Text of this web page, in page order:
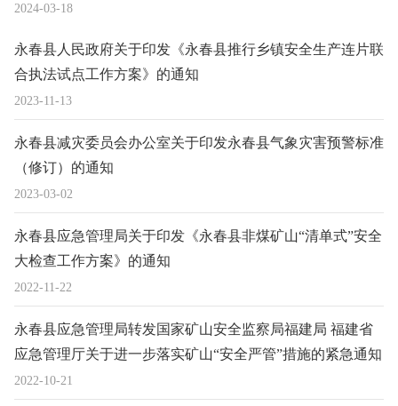
2024-03-18
2023-11-13
永春县人民政府关于印发《永春县推行乡镇安全生产连片联
合执法试点工作方案》的通知
2023-03-02
永春县减灾委员会办公室关于印发永春县气象灾害预警标准
（修订）的通知
2022-11-22
永春县应急管理局关于印发《永春县非煤矿山“清单式”安全
大检查工作方案》的通知
2022-10-21
永春县应急管理局转发国家矿山安全监察局福建局 福建省
应急管理厅关于进一步落实矿山“安全严管”措施的紧急通知